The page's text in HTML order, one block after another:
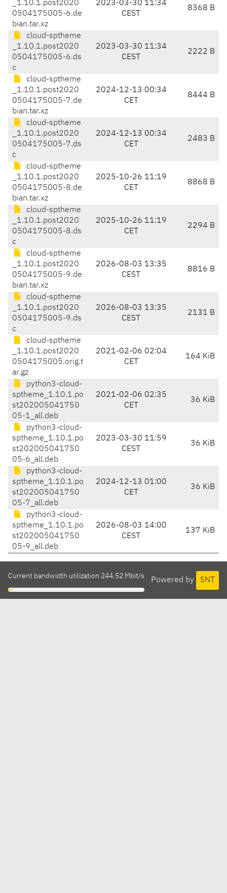
_1.10.1.post2020
0504175005-6.de
bian.tar.xz
2023-03-30 11:34
CEST
8368 B
cloud-sptheme
_1.10.1.post2020
0504175005-6.ds
c
2023-03-30 11:34
CEST
2222 B
cloud-sptheme
_1.10.1.post2020
0504175005-7.de
bian.tar.xz
2024-12-13 00:34
CET
8444 B
cloud-sptheme
_1.10.1.post2020
0504175005-7.ds
c
2024-12-13 00:34
CET
2483 B
cloud-sptheme
_1.10.1.post2020
0504175005-8.de
bian.tar.xz
2025-10-26 11:19
CET
8868 B
cloud-sptheme
_1.10.1.post2020
0504175005-8.ds
c
2025-10-26 11:19
CET
2294 B
cloud-sptheme
_1.10.1.post2020
0504175005-9.de
bian.tar.xz
2026-08-03 13:35
CEST
8816 B
cloud-sptheme
_1.10.1.post2020
0504175005-9.ds
c
2026-08-03 13:35
CEST
2131 B
cloud-sptheme
_1.10.1.post2020
0504175005.orig.t
ar.gz
2021-02-06 02:04
CET
164 KiB
python3-cloud-
sptheme_1.10.1.po
st202005041750
05-1_all.deb
2021-02-06 02:35
CET
36 KiB
python3-cloud-
sptheme_1.10.1.po
st202005041750
05-6_all.deb
2023-03-30 11:59
CEST
36 KiB
python3-cloud-
sptheme_1.10.1.po
st202005041750
05-7_all.deb
2024-12-13 01:00
CET
36 KiB
python3-cloud-
sptheme_1.10.1.po
st202005041750
05-9_all.deb
2026-08-03 14:00
CEST
137 KiB
Powered by SNT
Current bandwidth utilization 244.52 Mbit/s